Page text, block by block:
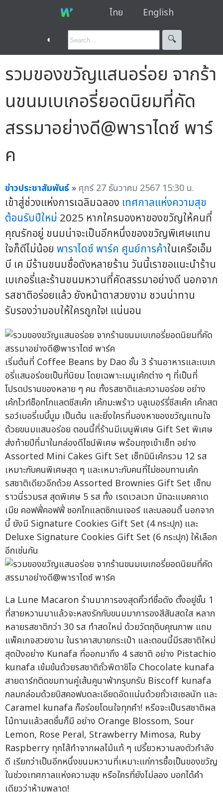
ไทย English
◐ 🔍︎
รวมของขวัญแสนอร่อย จากร้า
นขนมเบเกอรี่ยอดนิยมที่คัด
สรรมาอย่างดี@พาราไดซ์ พาร์
ค
ข่าวประชาสัมพันธ์ » ศุกร์ 27 ธันวาคม 2567 15:30 น.
เข้าสู่ช่วงแห่งการเฉลิมฉลอง เทศกาลแห่งความสุข
ต้อนรับปีใหม่ 2025 หากใครมองหาของขวัญให้คนที่
คุณรักอยู่ ขนมน่าจะเป็นอีกหนึ่งของขวัญพิเศษแทน
ใจก็ดีไม่น้อย พาราไดซ์ พาร์ค ศูนย์การค้าในเครือเอ็ม
บี เค มีร้านขนมชื่อดังหลายร้าน วันนี้เราขอแนะนำร้าน
เบเกอรี่และร้านขนมหวานที่คัดสรรมาอย่างดี นอกจาก
รสชาติอร่อยแล้ว ยังหน้าตาสวยงาม ชวนน่าทาน
รับรองว่ามอบให้ใครถูกใจ! แน่นอน
เริ่มต้นที่ Coffee Beans by Dao ชั้น 3 ร้านอาหารและเบเก
อรี่แสนอร่อยเป็นที่นิยม โดยเฉพาะเมนูเค้กต่าง ๆ ที่เป็นที่
โปรดปรานของหลาย ๆ คน ทั้งรสชาติและความอร่อย อย่าง
เค้กไวท์ช็อกโกแลตชีสเค้ก เค้กมะพร้าว บลูเบอร์รี่ชีสเค้ก เค้กสต
รอว์เบอรี่เบบี้บูม เป็นต้น และยิ่งใครที่มองหาของขวัญแทนใจ
ด้วยขนมแสนอร่อย ตอนนี้ที่ร้านมีเมนูพิเศษ Gift Set พิเศษ
ส่งท้ายปีที่มาในกล่องดีไซน์พิเศษ พร้อมถุงเข้าเซ็ท อย่าง
Assorted Mini Cakes Gift Set เซ็ทมินิเค้กรวม 12 รส
เหมาะกับคนพิเศษสุด ๆ และเหมาะกับคนที่ไม่ชอบทานเค้ก
รสชาติเดียวอีกด้วย Assorted Brownies Gift Set เซ็ทบ
ราวนี่รวมรส สุดพิเศษ 5 รส ทั้ง เรดเวลเวท มัทฉะแมคคาเด
เมีย คอฟฟี่คอฟฟี่ ชอกโกแลตซิกเนเจอร์ และบลอนดี้ นอกจาก
นี้ ยังมี Signature Cookies Gift Set (4 กระปุก) และ
Deluxe Signature Cookies Gift Set (6 กระปุก) ให้เลือก
อีกเช่นกัน
La Lune Macaron ร้านมาการองสุดคิ้วท์ชื่อดัง ตั้งอยู่ชั้น 1
ที่สายหวานมาแล้วจะหลงรักกับขนมมาการองสีสันสดใส หลาก
หลายรสชาติกว่า 30 รส ทำสดใหม่ ด้วยวัตถุดิบคุณภาพ แถม
แพ็คเกจสวยงาม ในราคาสบายกระเป๋า และตอนนี้มีรสชาติใหม่
สุดปังอย่าง Kunafa ที่ออกมาถึง 4 รสชาติ อย่าง Pistachio
kunafa เข้มข้นด้วยรสชาติถั่วพิตาชิโอ Chocolate kunafa
สายดาร์กติดขมทานคู่เส้นคูนาฟ่ากรุบกรับ Biscoff kunafa
กลมกล่อมด้วยบิสคอฟบดละเอียดอัดแน่นด้วยถั่วเฮเซลนัท และ
Caramel kunafa ก็อร่อยโดนใจทุกคำ! หรือจะเป็นรสชาติผล
ไม้ทานแล้วสดชื่นก็มี อย่าง Orange Blossom, Sour
Lemon, Rose Peral, Strawberry Mimosa, Ruby
Raspberry ทุกไส้ทำจากผลไม้แท้ ๆ เปรี้ยวหวานลงตัวกำลัง
ดี เรียกว่าเป็นอีกหนึ่งขนมหวานที่เหมาะแก่การซื้อเป็นของขวัญ
ในช่วงเทศกาลแห่งความสุข หรือใครที่ยังไม่ลอง บอกได้คำ
เดียวว่าห้ามพลาด!